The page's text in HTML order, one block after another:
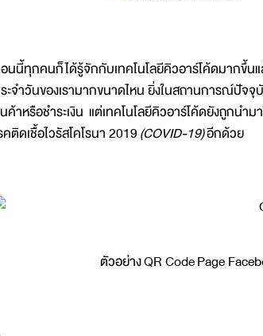
นนี้ทุกคนก็ได้รู้จักกับเทคโนโลยีคิวอาร์โค้ดมากขึ้นแ
ะจำวันของเรามากขนาดไหน ยิ่งในสถานการณ์ปัจจุ
ค้าหรือชำระเงิน แต่เทคโนโลยีคิวอาร์โค้ดยังถูกนำ
คติดเชื้อไวรัสโคโรนา 2019(COVID-19)อีกด้วย
ตัวอย่าง QR Code Page